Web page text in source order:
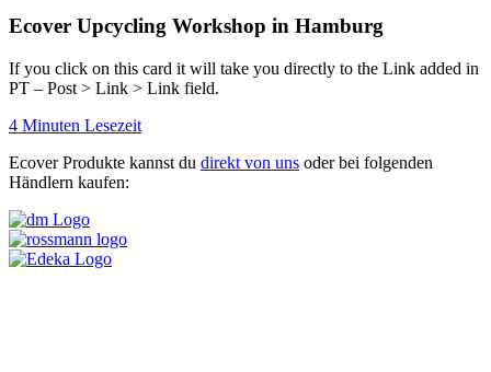
Ecover Upcycling Workshop in Hamburg
If you click on this card it will take you directly to the Link added in
PT – Post > Link > Link field.
4 Minuten Lesezeit
Ecover Produkte kannst du direkt von uns oder bei folgenden
Händlern kaufen: